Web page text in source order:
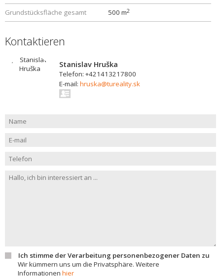
Grundstücksfläche gesamt
500 m2
Kontaktieren
Stanislav Hruška
Telefon: +421413217800
E-mail: hruska@tureality.sk
Ich stimme der Verarbeitung personenbezogener Daten zu
Wir kümmern uns um die Privatsphäre. Weitere
Informationen hier